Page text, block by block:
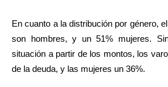
En cuanto a la distribución por género,
son hombres, y un 51% mujeres.
situación a partir de los montos, los
de la deuda, y las mujeres un 36%.